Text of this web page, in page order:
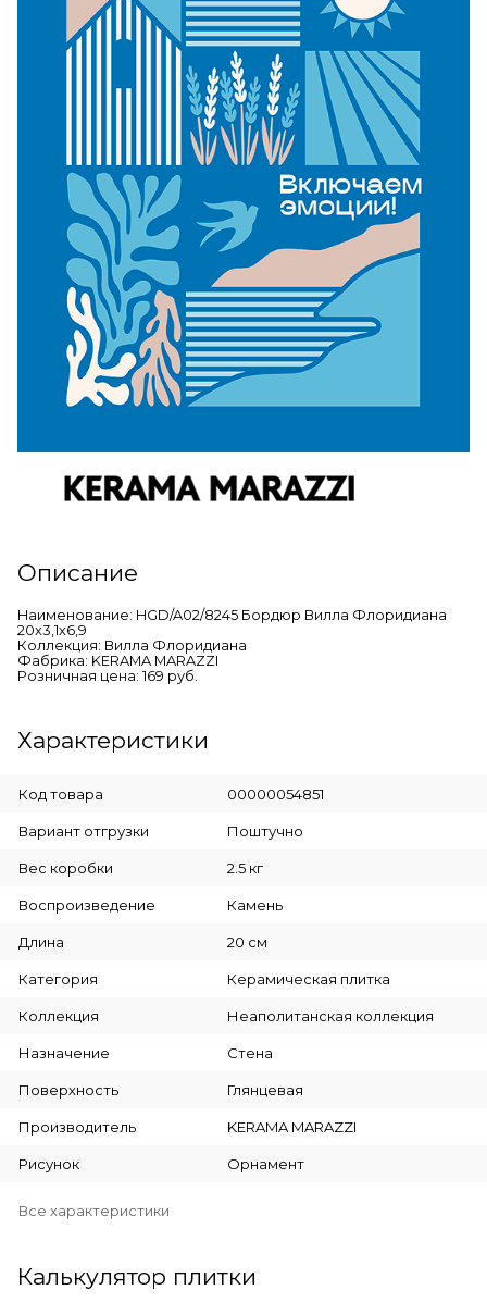
Описание
Наименование: HGD/A02/8245 Бордюр Вилла Флоридиана
20х3,1х6,9
Коллекция: Вилла Флоридиана
Фабрика: KERAMA MARAZZI
Розничная цена: 169 руб.
Характеристики
Код товара 00000054851
Вариант отгрузки Поштучно
Вес коробки 2.5 кг
Воспроизведение Камень
Длина 20 см
Категория Керамическая плитка
Коллекция Неаполитанская коллекция
Назначение Стена
Поверхность Глянцевая
Производитель KERAMA MARAZZI
Рисунок Орнамент
Все характеристики
Калькулятор плитки